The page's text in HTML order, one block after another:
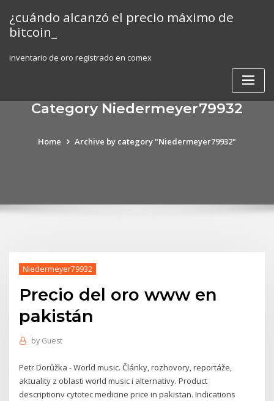
content
¿cuándo alcanzó el precio máximo de
bitcoin_
inventario de oro registrado en comex
Category Niedermeyer79932
Home Archive by category "Niedermeyer79932"
Niedermeyer79932
Precio del oro www en
pakistán
by Guest
Petr Dorůžka - World music. Články, rozhovory, reportáže,
aktuality z oblasti world music i alternativy. Product
descriptionv cytotec medicine price in pakistan. Indications